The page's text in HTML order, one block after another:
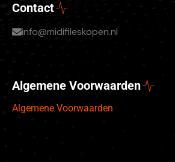
Contact
info@midifileskopen.nl
Algemene Voorwaarden
Algemene Voorwaarden